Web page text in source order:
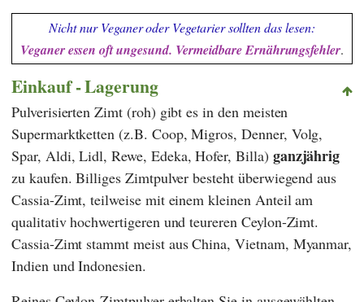
Nicht nur Veganer oder Vegetarier sollten das lesen:
Veganer essen oft ungesund. Vermeidbare Ernährungsfehler.
Einkauf - Lagerung
Pulverisierten Zimt (roh) gibt es in den meisten
Supermarktketten (z.B. Coop,Migros,Denner, Volg,
Spar, Aldi,Lidl,Rewe, Edeka,Hofer,Billa) ganzjährig
zu kaufen. Billiges Zimtpulver besteht überwiegend aus
Cassia-Zimt, teilweise mit einem kleinen Anteil am
qualitativ hochwertigeren und teureren Ceylon-Zimt.
Cassia-Zimt stammt meist aus China, Vietnam, Myanmar,
Indien und Indonesien.